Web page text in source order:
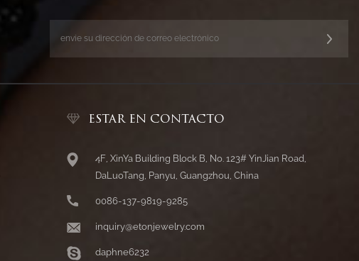
ESTAR EN CONTACTO
4F, XinYa Building Block B, No. 123# YinJian Road,
DaLuoTang, Panyu, Guangzhou, China
0086-137-9819-9285
inquiry@etonjewelry.com
daphne6232